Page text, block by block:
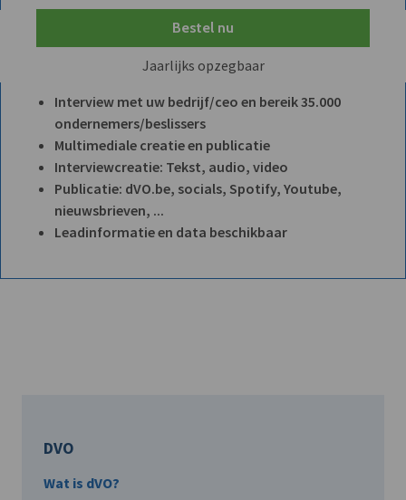
Bestel nu
Jaarlijks opzegbaar
Interview met uw bedrijf/ceo en bereik 35.000
ondernemers/beslissers
Multimediale creatie en publicatie
Interviewcreatie: Tekst, audio, video
Publicatie: dVO.be, socials, Spotify, Youtube,
nieuwsbrieven, ...
Leadinformatie en data beschikbaar
DVO
Wat is dVO?